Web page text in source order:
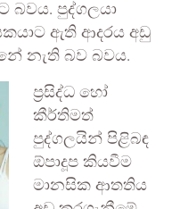
බවය. පුද්ගලයා
ඇති ආදරය අඩු
නැති බව බවය.
ප්‍රසිද්ධ හෝ
කීර්තිමත්
පුද්ගලයින් පිළිබඳ
ඕපාදූප කියවීම
මානසික ආතතිය